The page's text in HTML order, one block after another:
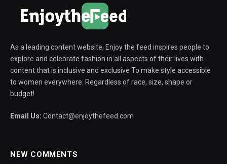
As a leading content website, Enjoy the feed inspires people to
explore and celebrate fashion in all aspects of their lives with
content that is inclusive and exclusive To make style accessible
to women everywhere. Regardless of race, size, shape or
budget!
Email Us: Contact@enjoythefeed.com
NEW COMMENTS